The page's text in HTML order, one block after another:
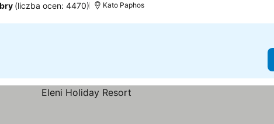
(liczba ocen: 4470) Kato Paphos